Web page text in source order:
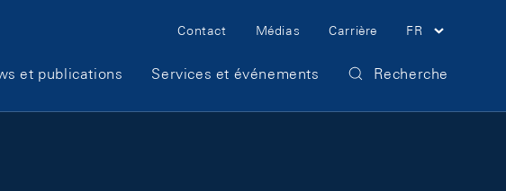
Meta Navigation
Contact Médias Carrière FR
et publications Services et événements Recherche